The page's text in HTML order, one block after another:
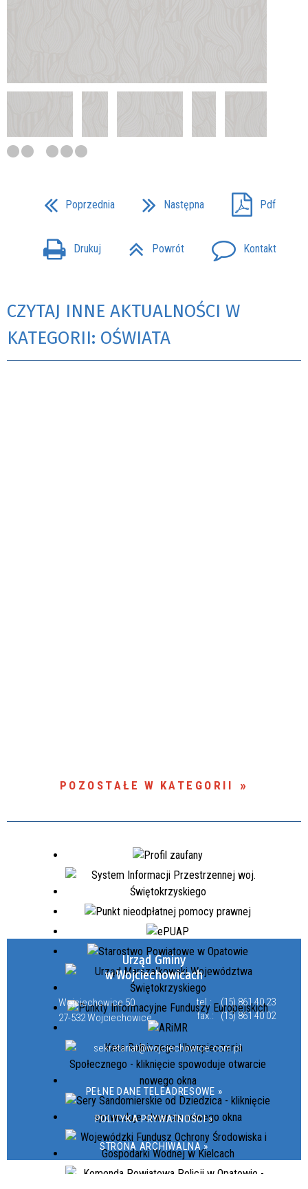
Poprzednia Następna Pdf
Drukuj Powrót Kontakt
CZYTAJ INNE AKTUALNOŚCI W
KATEGORII: OŚWIATA
POZOSTAŁE W KATEGORII
Urząd Gminy
w Wojciechowicach
Wojciechowice 50
27-532 Wojciechowice
tel.:
(15) 861 40 23
fax.:
(15) 861 40 02
sekretariat@wojciechowice.com.pl
PEŁNE DANE TELEADRESOWE »
POLITYKA PRYWATNOŚCI »
STRONA ARCHIWALNA »